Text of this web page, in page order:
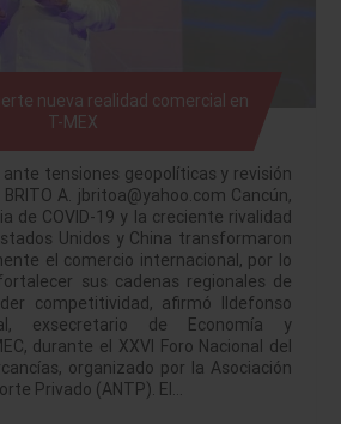
nueva realidad comercial en
T-MEX
ante tensiones geopolíticas y revisión
A. jbritoa@yahoo.com Cancún,
de COVID-19 y la creciente rivalidad
Unidos y China transformaron
el comercio internacional, por lo
sus cadenas regionales de
competitividad, afirmó Ildefonso
exsecretario de Economía y
durante el XXVI Foro Nacional del
organizado por la Asociación
Privado (ANTP). El…